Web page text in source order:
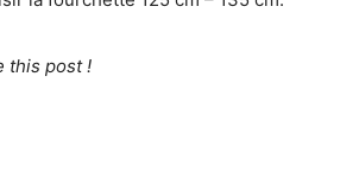
this post !